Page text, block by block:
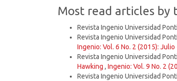
Most read articles by
Revista Ingenio Universidad
Revista Ingenio Universidad
Ingenio: Vol. 6 No. 2 (2015):
Revista Ingenio Universidad
Hawking , Ingenio: Vol. 9 No. 2
Revista Ingenio Universidad